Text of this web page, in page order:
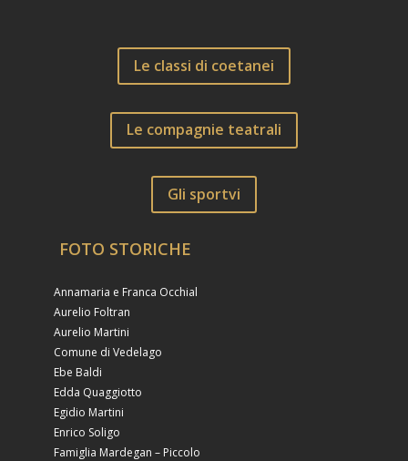
Le classi di coetanei
Le compagnie teatrali
Gli sportvi
FOTO STORICHE
Annamaria e Franca Occhial
Aurelio Foltran
Aurelio Martini
Comune di Vedelago
Ebe Baldi
Edda Quaggiotto
Egidio Martini
Enrico Soligo
Famiglia Mardegan – Piccolo